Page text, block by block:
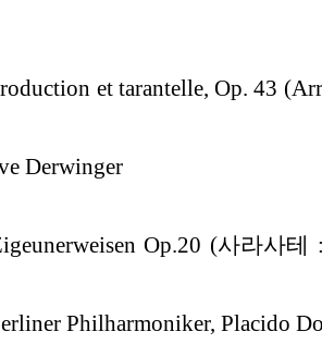
et tarantelle, Op. 43
Derwinger
Op.20 (사라사
Philharmoniker, Placido